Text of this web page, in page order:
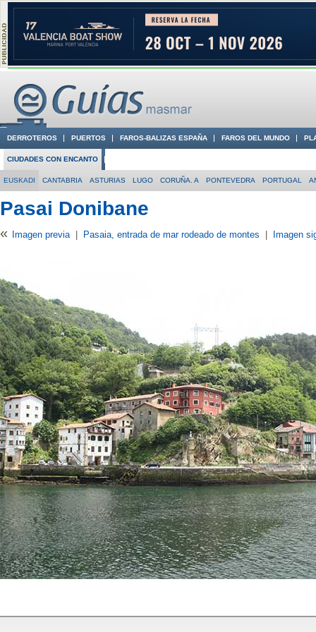
DERROTEROS PUERTOS FAROS-BALIZAS ESPAÑA FAROS DEL MUNDO
CIUDADES CON ENCANTO
EUSKADI CANTABRIA ASTURIAS LUGO CORUÑA. A PONTEVEDRA PORTUGAL
Pasai Donibane
« Imagen previa | Pasaia, entrada de mar rodeado de montes | Imagen